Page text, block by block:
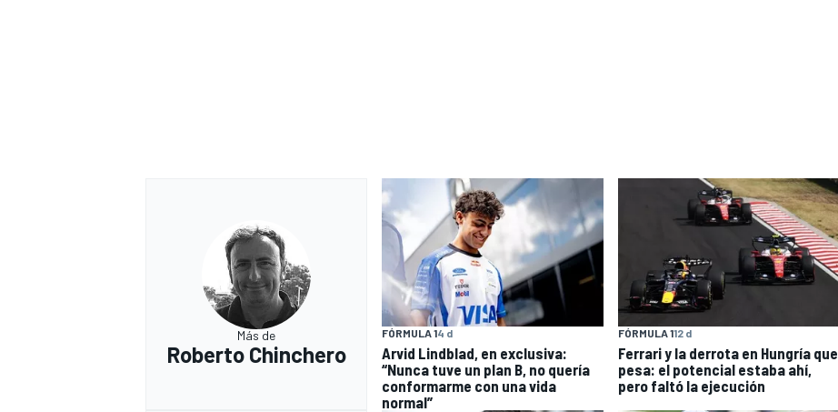
Más de
Roberto Chinchero
FÓRMULA 14 d
Arvid Lindblad, en exclusiva:
“Nunca tuve un plan B, no quería
conformarme con una vida
normal”
FÓRMULA 112 d
Ferrari y la derrota en Hungría que
pesa: el potencial estaba ahí,
pero faltó la ejecución